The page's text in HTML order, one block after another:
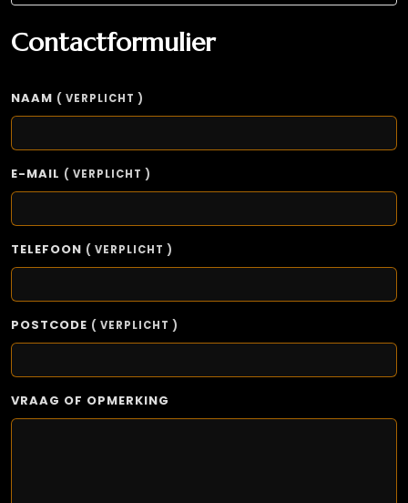
Contactformulier
NAAM ( VERPLICHT )
E-MAIL ( VERPLICHT )
TELEFOON ( VERPLICHT )
POSTCODE ( VERPLICHT )
VRAAG OF OPMERKING